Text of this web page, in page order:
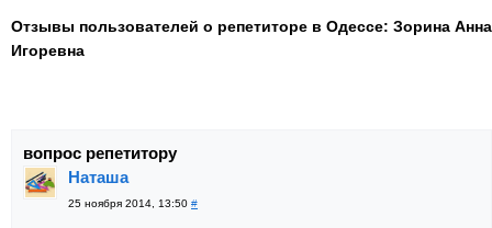
Отзывы пользователей о репетиторе в Одессе: Зорина Анна
Игоревна
вопрос репетитору
Наташа
25 ноября 2014, 13:50 #